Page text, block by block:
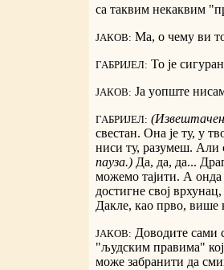
са таквим некаквим
ЈАКОВ: Ма, о чему ви
ГАБРИЈЕЛ: То је
ЈАКОВ: Ја уопште
ГАБРИЈЕЛ:
свестан. Она је ту, у
ниси ту, разумеш. Али
пауза.) Да, да, да...
можемо тајити. А
достигне свој
Дакле, као прво, више
ЈАКОВ: Доводите сами
"људским правима"
може забранити да